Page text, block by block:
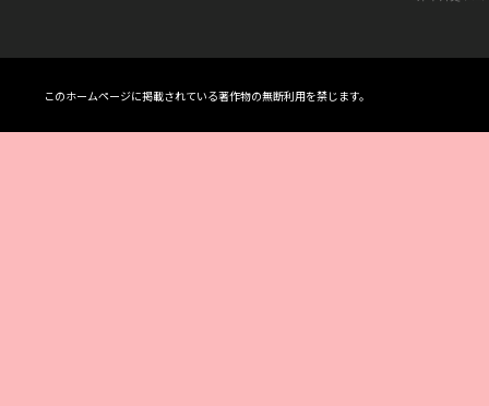
このホームページに掲載されている著作物の無断利用を禁じます。